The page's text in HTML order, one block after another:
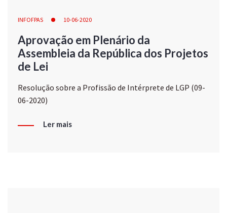
INFOFPAS 10-06-2020
Aprovação em Plenário da
Assembleia da República dos Projetos
de Lei
Resolução sobre a Profissão de Intérprete de LGP (09-
06-2020)
Ler mais